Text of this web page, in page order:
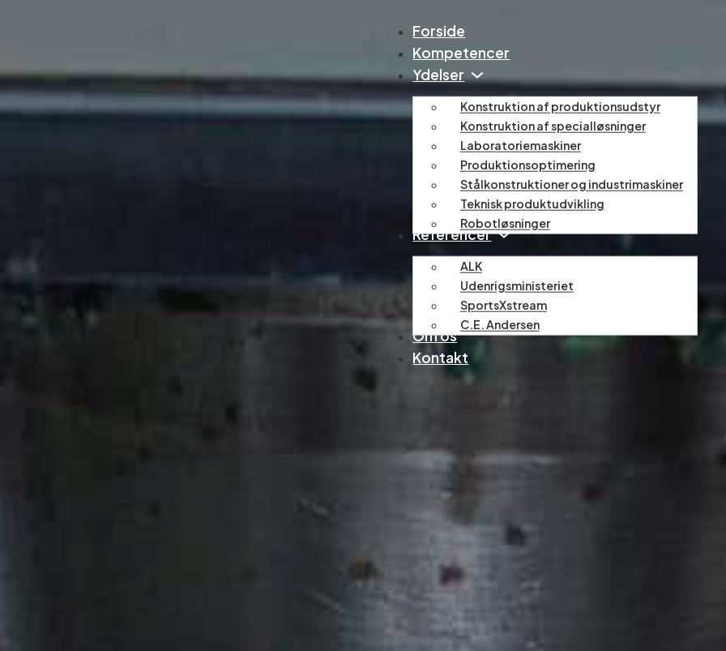
Forside
Kompetencer
Ydelser
Konstruktion af produktionsudstyr
Konstruktion af specialløsninger
Laboratoriemaskiner
Produktionsoptimering
Stålkonstruktioner og industrimaskiner
​Teknisk produktudvikling
Robotløsninger
Referencer
ALK
Udenrigsministeriet
SportsXstream
C.E. Andersen
Om os
Kontakt